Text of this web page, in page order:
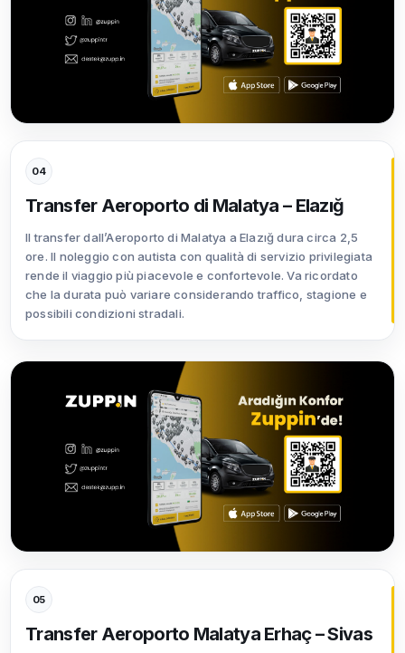
04
Transfer Aeroporto di Malatya – Elazığ
Il transfer dall’Aeroporto di Malatya a Elazığ dura circa 2,5
ore. Il noleggio con autista con qualità di servizio privilegiata
rende il viaggio più piacevole e confortevole. Va ricordato
che la durata può variare considerando traffico, stagione e
possibili condizioni stradali.
05
Transfer Aeroporto Malatya Erhaç – Sivas